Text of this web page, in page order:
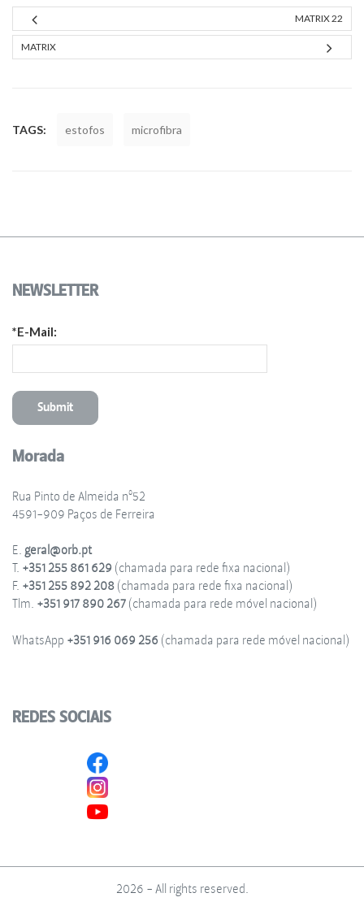
MATRIX 22
MATRIX
TAGS: estofos microfibra
NEWSLETTER
*E-Mail:
Morada
Rua Pinto de Almeida nº52
4591-909 Paços de Ferreira
E. geral@orb.pt
T. +351 255 861 629 (chamada para rede fixa nacional)
F. +351 255 892 208(chamada para rede fixa nacional)
Tlm. +351 917 890 267(chamada para rede móvel nacional)
WhatsApp +351 916 069 256 (chamada para rede móvel nacional)
REDES SOCIAIS
2026 - All rights reserved.